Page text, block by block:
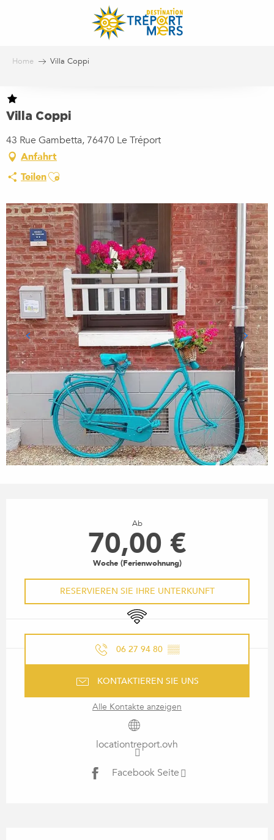
Home Villa Coppi
Villa Coppi
43 Rue Gambetta, 76470 Le Tréport
Anfahrt
TeilenAjouter aux favoris
Ab
70,00 €
Woche (Ferienwohnung)
RESERVIEREN SIE IHRE UNTERKUNFT
Wi-Fi
06 27 94 80 ▒▒
KONTAKTIEREN SIE UNS
Alle Kontakte anzeigen
locationtreport.ovh
Facebook Seite